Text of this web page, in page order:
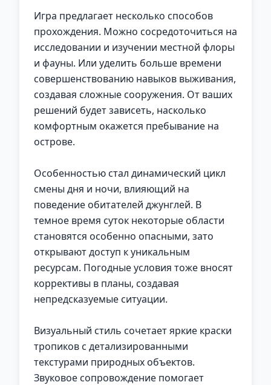
Игра предлагает несколько способов
прохождения. Можно сосредоточиться на
исследовании и изучении местной флоры
и фауны. Или уделить больше времени
совершенствованию навыков выживания,
создавая сложные сооружения. От ваших
решений будет зависеть, насколько
комфортным окажется пребывание на
острове.
Особенностью стал динамический цикл
смены дня и ночи, влияющий на
поведение обитателей джунглей. В
темное время суток некоторые области
становятся особенно опасными, зато
открывают доступ к уникальным
ресурсам. Погодные условия тоже вносят
коррективы в планы, создавая
непредсказуемые ситуации.
Визуальный стиль сочетает яркие краски
тропиков с детализированными
текстурами природных объектов.
Звуковое сопровождение помогает